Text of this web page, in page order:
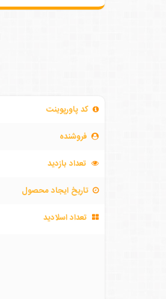
کد پاورپوینت
فروشنده
تعداد بازدید
تاریخ ایجاد محصول
تعداد اسلادید